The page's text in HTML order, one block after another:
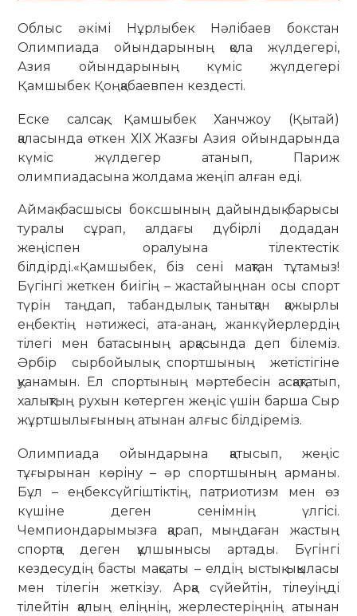
Облыс әкімі Нұрлыбек Нәлібаев бокстан
Олимпиада ойындарының қола жүлдегері,
Азия ойындарының күміс жүлдегері
Қамшыбек Қоңқабаевпен кездесті.
Еске салсақ, Қамшыбек Ханчжоу (Қытай)
қаласында өткен ХІХ Жазғы Азия ойындарында
күміс жүлдегер атанып, Париж
олимпиадасына жолдама жеңіп алған еді.
Аймақ басшысы боксшының дайындық барысы
туралы сұрап, алдағы дүбірлі додадан
жеңіспен оралуына тілектестік
білдірді.«Қамшыбек, біз сені мақтан тұтамыз!
Бүгінгі жеткен биігің – жастайыңнан осы спорт
түрін таңдап, табандылық танытқан қажырлы
еңбектің нәтижесі, ата-анаң, жанкүйерлердің
тілегі мен батасының арқасында деп білеміз.
Әрбір сырбойылық спортшының жетістігіне
қуанамын. Ел спортының мәртебесін асқақтатып,
халықтың рухын көтерген жеңіс үшін барша Сыр
жұртшылығының атынан алғыс білдіреміз.
Олимпиада ойындарына қатысып, жеңіс
тұғырынан көріну – әр спортшының арманы.
Бұл – еңбексүйгіштіктің, патриотизм мен өз
күшіне деген сенімнің үлгісі.
Чемпиондарымызға қарап, мыңдаған жастың
спортқа деген құлшынысы артады. Бүгінгі
кездесудің басты мақсаты – елдің ыстық ықыласы
мен тілегін жеткізу. Арқа сүйейтін, тілеуіңді
тілейтін қалың еліңнің, жерлестеріңнің атынан